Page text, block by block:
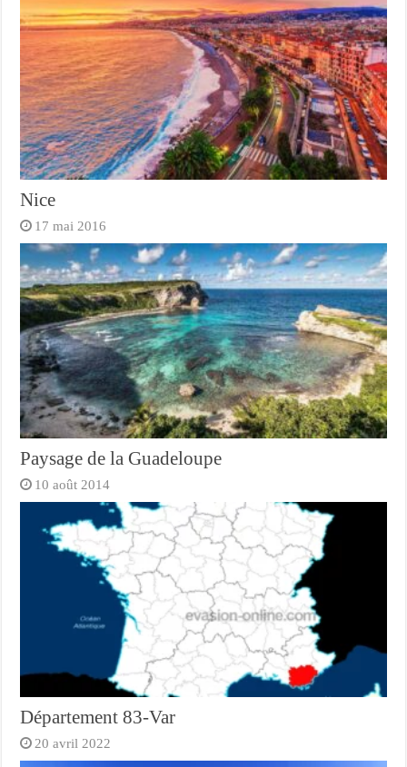
Nice
17 mai 2016
Paysage de la Guadeloupe
10 août 2014
Département 83-Var
20 avril 2022